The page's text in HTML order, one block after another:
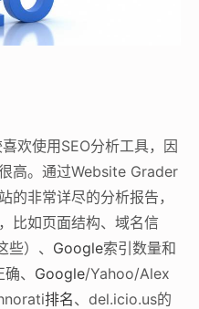
欢使用SEO分析工具，因
高。通过Website Grader
的非常详尽的分析报告，
比如页面结构、域名信
）、 Google索引数量和
、 Google/Yahoo/Alex
排名、del.icio.us的